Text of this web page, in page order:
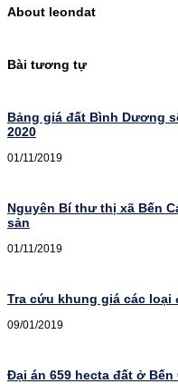
About leondat
Bài tương tự
Bảng giá đất Bình Dương
2020
01/11/2019
Nguyên Bí thư thị xã Bến
sản
01/11/2019
Tra cứu khung giá các loại
09/01/2019
Đại án 659 hecta đất ở